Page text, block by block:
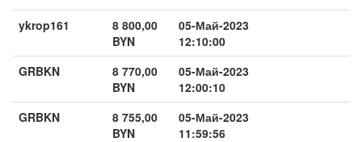
ykrop161
8 800,00
BYN
05-Май-2023
12:10:00
GRBKN
8 770,00
BYN
05-Май-2023
12:00:10
GRBKN
8 755,00
BYN
05-Май-2023
11:59:56